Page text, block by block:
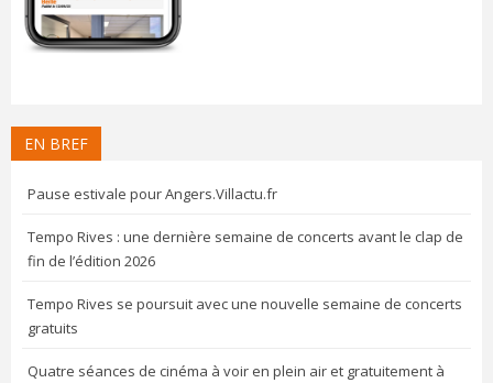
EN BREF
Pause estivale pour Angers.Villactu.fr
Tempo Rives : une dernière semaine de concerts avant le clap de
fin de l’édition 2026
Tempo Rives se poursuit avec une nouvelle semaine de concerts
gratuits
Quatre séances de cinéma à voir en plein air et gratuitement à